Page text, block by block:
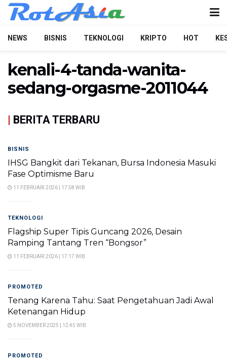
NEWS BISNIS TEKNOLOGI KRIPTO HOT
kenali-4-tanda-wanita-
sedang-orgasme-2011044
| BERITA TERBARU
BISNIS
IHSG Bangkit dari Tekanan, Bursa Indonesia Masuki
Fase Optimisme Baru
11 FEBRUARI 2026 | 17:58 WIB
TEKNOLOGI
Flagship Super Tipis Guncang 2026, Desain
Ramping Tantang Tren “Bongsor”
11 FEBRUARI 2026 | 17:17 WIB
PROMOTED
Tenang Karena Tahu: Saat Pengetahuan Jadi Awal
Ketenangan Hidup
5 NOVEMBER 2025 | 12:45 WIB
PROMOTED